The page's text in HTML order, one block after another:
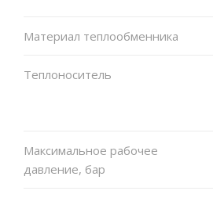
Материал теплообменника
Теплоноситель
Максимальное рабочее
давление, бар